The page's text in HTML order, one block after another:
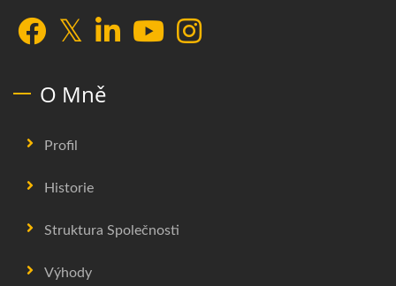
O Mně
Profil
Historie
Struktura Společnosti
Výhody